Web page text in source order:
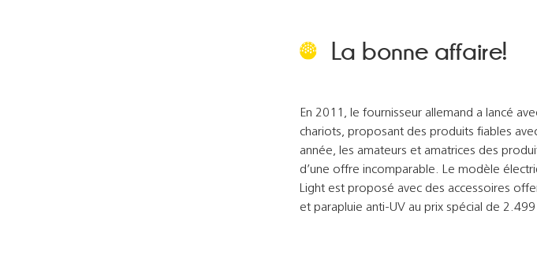
La bonne affaire!
En 2011, le fournisseur allemand a lancé
chariots, proposant des produits fiables
année, les amateurs et amatrices des
d’une offre incomparable. Le modèle
Light est proposé avec des accessoires
et parapluie anti-UV au prix spécial de 2.499